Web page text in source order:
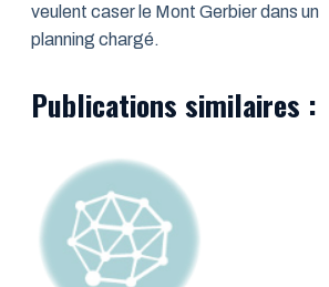
veulent caser le Mont Gerbier dans un
planning chargé.
Publications similaires :